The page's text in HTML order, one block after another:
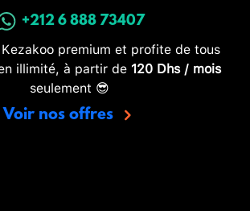
+212 6 888 73407
premium et profite de tous
illimité, à partir de 120 Dhs / mois
seulement 😎
Voir nos offres